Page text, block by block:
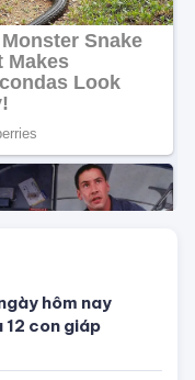
chuẩn phong
phúc mãi không
gì, kỵ màu gì, ứng
để dễ gặp may
bị đánh thức